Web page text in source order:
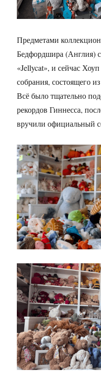
Предметами
Бедфордшира (Англия)
«Jellycat», и сейчас
собрания, состоящего
Всё было тщательно
рекордов Гиннесса,
вручили официальный